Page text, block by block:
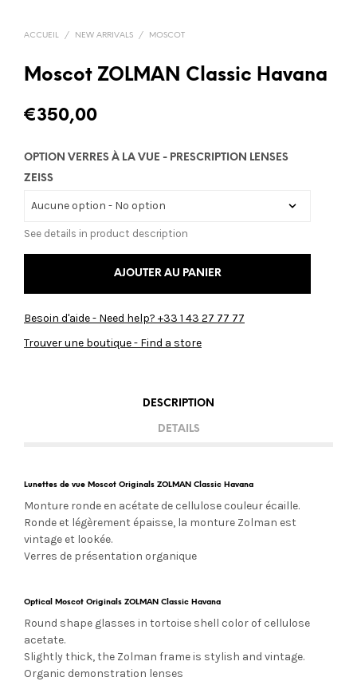
ACCUEIL / NEW ARRIVALS / MOSCOT
Moscot ZOLMAN Classic Havana
€350,00
OPTION VERRES À LA VUE - PRESCRIPTION LENSES
ZEISS
See details in product description
AJOUTER AU PANIER
Besoin d'aide - Need help? +33 1 43 27 77 77
Trouver une boutique - Find a store
DESCRIPTION
DETAILS
Lunettes de vue Moscot Originals ZOLMAN Classic Havana
Monture ronde en acétate de cellulose couleur écaille.
Ronde et légèrement épaisse, la monture Zolman est
vintage et lookée.
Verres de présentation organique
Optical Moscot Originals ZOLMAN Classic Havana
Round shape glasses in tortoise shell color of cellulose
acetate.
Slightly thick, the Zolman frame is stylish and vintage.
Organic demonstration lenses